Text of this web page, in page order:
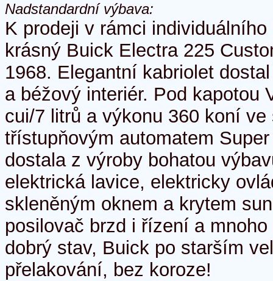
Nadstandardní výbava:
K prodeji v rámci
krásný Buick Electra 225
1968. Elegantní kabriolet
a béžový interiér. Pod kapotou
cui/7 litrů a výkonu 360 koní ve
třístupňovým automatem
dostala z výroby bohatou
elektrická lavice, elektricky
skleněným oknem a krytem
posilovač brzd i řízení a
dobrý stav, Buick po starším
přelakování, bez koroze!